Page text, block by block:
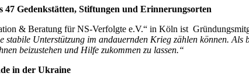
47 Gedenkstätten, Stiftungen und Erinnerungsorten
& Beratung für NS-Verfolgte e.V.“ in Köln ist
stabile Unterstützung im andauernden Krieg zählen können.
beizustehen und Hilfe zukommen zu lassen.“
in der Ukraine